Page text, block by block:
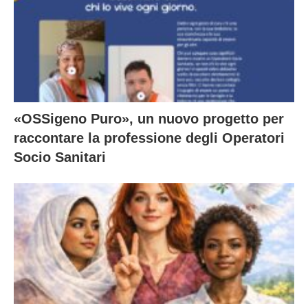
«OSSigeno Puro», un nuovo progetto per
raccontare la professione degli Operatori
Socio Sanitari